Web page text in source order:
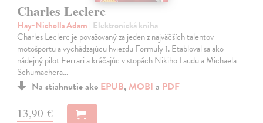
Charles Leclerc
Hay-Nicholls Adam | Elektronická kniha
Charles Leclerc je považovaný za jeden z najväčších talentov
motošportu a vychádzajúcu hviezdu Formuly 1. Etabloval sa ako
nádejný pilot Ferrari a kráčajúc v stopách Nikiho Laudu a Michaela
Schumachera…
Na stiahnutie ako EPUB, MOBI a PDF
13,90 €